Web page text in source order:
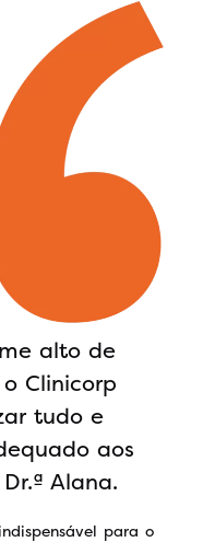
alto de
Clinicorp
tudo e
aos
Alana.
indispensável para o